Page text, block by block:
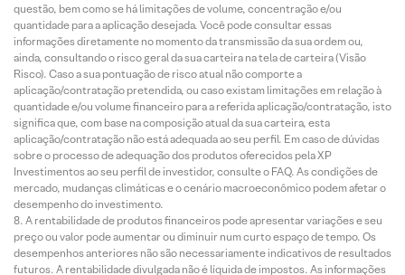
questão, bem como se há limitações de volume, concentração e/ou
quantidade para a aplicação desejada. Você pode consultar essas
informações diretamente no momento da transmissão da sua ordem ou,
ainda, consultando o risco geral da sua carteira na tela de carteira (Visão
Risco). Caso a sua pontuação de risco atual não comporte a
aplicação/contratação pretendida, ou caso existam limitações em relação à
quantidade e/ou volume financeiro para a referida aplicação/contratação, isto
significa que, com base na composição atual da sua carteira, esta
aplicação/contratação não está adequada ao seu perfil. Em caso de dúvidas
sobre o processo de adequação dos produtos oferecidos pela XP
Investimentos ao seu perfil de investidor, consulte o FAQ. As condições de
mercado, mudanças climáticas e o cenário macroeconômico podem afetar o
desempenho do investimento.
A rentabilidade de produtos financeiros pode apresentar variações e seu
preço ou valor pode aumentar ou diminuir num curto espaço de tempo. Os
desempenhos anteriores não são necessariamente indicativos de resultados
futuros. A rentabilidade divulgada não é líquida de impostos. As informações